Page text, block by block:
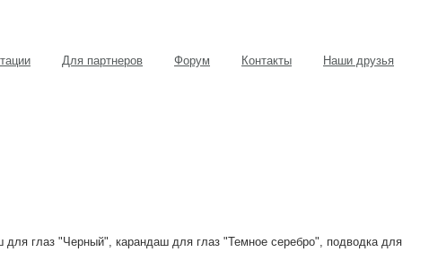
Для партнеров Форум Контакты Наши друзья
глаз "Черный", карандаш для глаз "Темное серебро", подводка для